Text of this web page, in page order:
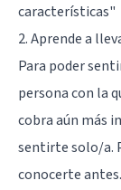
características"
2. Aprende a
Para poder
persona con la
cobra aún más
sentirte solo/a.
conocerte